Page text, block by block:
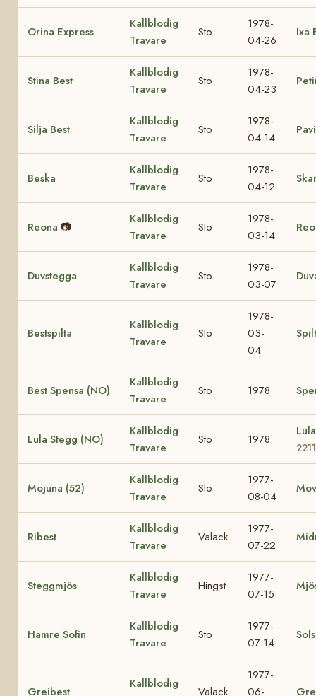
Orina Express
Kallblodig
Travare
Sto
1978-
04-26
Ixa
Stina Best
Kallblodig
Travare
Sto
1978-
04-23
Silja Best
Kallblodig
Travare
Sto
1978-
04-14
Beska
Kallblodig
Travare
Sto
1978-
04-12
Reona 📷
Kallblodig
Travare
Sto
1978-
03-14
Duvstegga
Kallblodig
Travare
Sto
1978-
03-07
Bestspilta
Kallblodig
Travare
Sto
1978-
03-
04
Best Spensa (NO)
Kallblodig
Travare
Sto 1978
Lula Stegg (NO)
Kallblodig
Travare
Sto 1978
Mojuna (52)
Kallblodig
Travare
Sto
1977-
08-04
Ribest
Kallblodig
Travare
Valack
1977-
07-22
Steggmjös
Kallblodig
Travare
Hingst
1977-
07-15
Hamre Sofin
Kallblodig
Travare
Sto
1977-
07-14
Greibest
Kallblodig
Valack
1977-
06-